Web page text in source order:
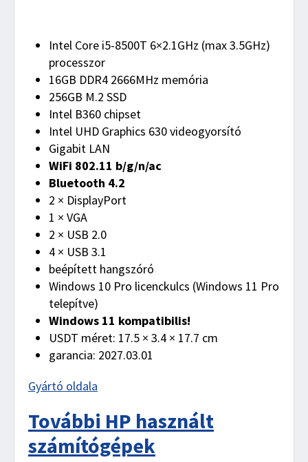
Intel Core i5-8500T 6×2.1GHz (max 3.5GHz)
processzor
16GB DDR4 2666MHz memória
256GB M.2 SSD
Intel B360 chipset
Intel UHD Graphics 630 videogyorsító
Gigabit LAN
WiFi 802.11 b/g/n/ac
Bluetooth 4.2
2 × DisplayPort
1 × VGA
2 × USB 2.0
4 × USB 3.1
beépített hangszóró
Windows 10 Pro licenckulcs (Windows 11 Pro
telepítve)
Windows 11 kompatibilis!
USDT méret: 17.5 × 3.4 × 17.7 cm
garancia: 2027.03.01
Gyártó oldala
További HP használt
számítógépek